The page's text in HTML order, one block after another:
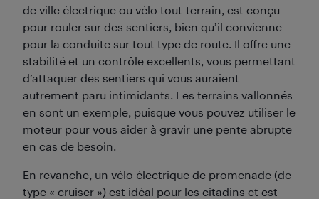
de ville électrique ou vélo tout-terrain, est conçu
pour rouler sur des sentiers, bien qu’il convienne
pour la conduite sur tout type de route. Il offre une
stabilité et un contrôle excellents, vous permettant
d’attaquer des sentiers qui vous auraient
autrement paru intimidants. Les terrains vallonnés
en sont un exemple, puisque vous pouvez utiliser le
moteur pour vous aider à gravir une pente abrupte
en cas de besoin.
En revanche, un vélo électrique de promenade (de
type « cruiser ») est idéal pour les citadins et est